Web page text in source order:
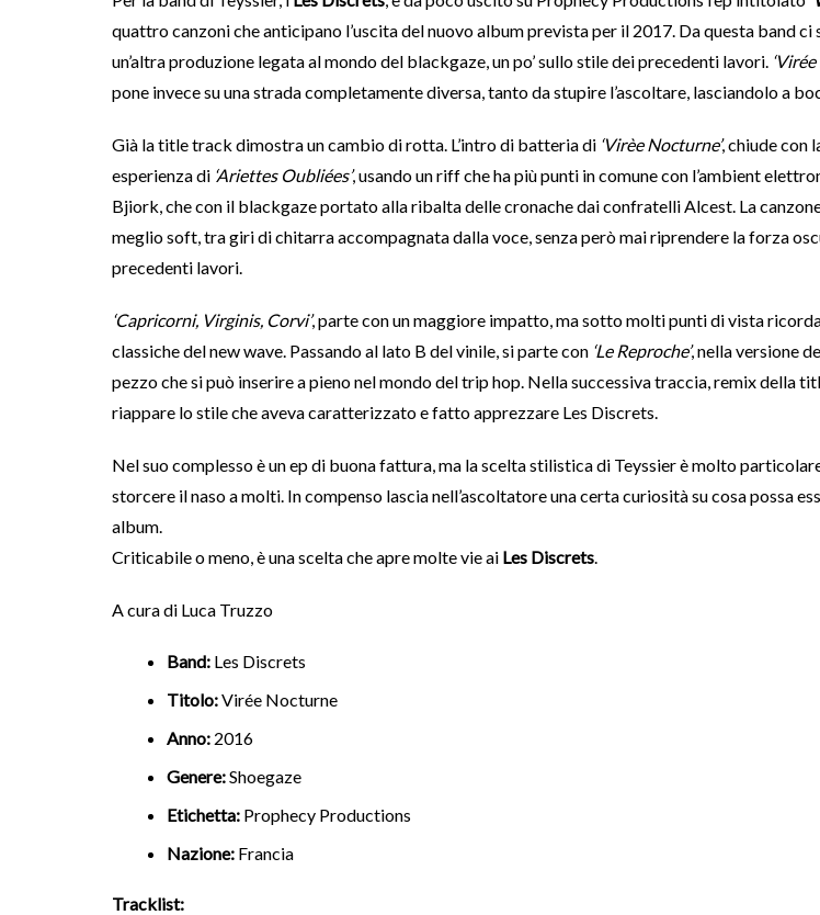
quattro canzoni che anticipano l’uscita del nuovo album prevista per il 2017. Da questa band
un’altra produzione legata al mondo del blackgaze, un po’ sullo stile dei precedenti lavori.
pone invece su una strada completamente diversa, tanto da stupire l’ascoltare, lasciandolo a
Già la title track dimostra un cambio di rotta. L’intro di batteria di ‘Virèe Nocturne’, chiude con
esperienza di ‘Ariettes Oubliées’, usando un riff che ha più punti in comune con l’ambient
Bjiork, che con il blackgaze portato alla ribalta delle cronache dai confratelli Alcest. La
meglio soft, tra giri di chitarra accompagnata dalla voce, senza però mai riprendere la forza
precedenti lavori.
‘Capricorni, Virginis, Corvi’, parte con un maggiore impatto, ma sotto molti punti di vista
classiche del new wave. Passando al lato B del vinile, si parte con ‘Le Reproche’, nella versione
pezzo che si può inserire a pieno nel mondo del trip hop. Nella successiva traccia, remix della
riappare lo stile che aveva caratterizzato e fatto apprezzare Les Discrets.
Nel suo complesso è un ep di buona fattura, ma la scelta stilistica di Teyssier è molto
storcere il naso a molti. In compenso lascia nell’ascoltatore una certa curiosità su cosa possa
album.
Criticabile o meno, è una scelta che apre molte vie ai Les Discrets.
A cura di Luca Truzzo
Band: Les Discrets
Titolo:Virée Nocturne
Anno: 2016
Genere:Shoegaze
Etichetta: Prophecy Productions
Nazione: Francia
Tracklist: